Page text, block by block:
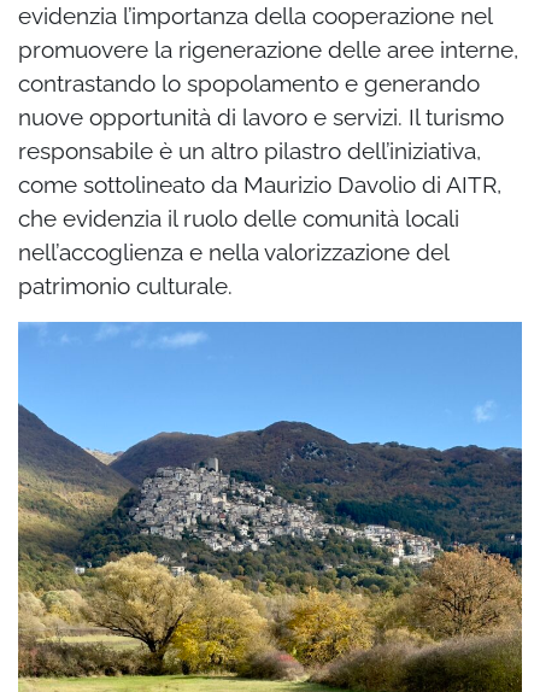
evidenzia l’importanza della cooperazione nel
promuovere la rigenerazione delle aree interne,
contrastando lo spopolamento e generando
nuove opportunità di lavoro e servizi. Il turismo
responsabile è un altro pilastro dell’iniziativa,
come sottolineato da Maurizio Davolio di AITR,
che evidenzia il ruolo delle comunità locali
nell’accoglienza e nella valorizzazione del
patrimonio culturale.